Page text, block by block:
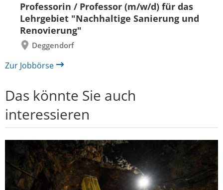
Professorin / Professor (m/w/d) für das
Lehrgebiet "Nachhaltige Sanierung und
Renovierung"
Deggendorf
zurück
Zur Jobbörse
Das könnte Sie auch
interessieren